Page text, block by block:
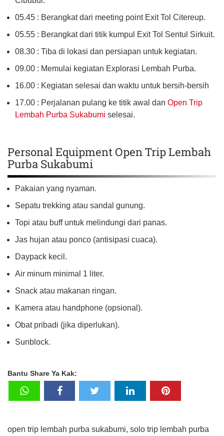
05.45 : Berangkat dari meeting point Exit Tol Citereup.
05.55 : Berangkat dari titik kumpul Exit Tol Sentul Sirkuit.
08.30 : Tiba di lokasi dan persiapan untuk kegiatan.
09.00 : Memulai kegiatan Explorasi Lembah Purba.
16.00 : Kegiatan selesai dan waktu untuk bersih-bersih
17.00 : Perjalanan pulang ke titik awal dan Open Trip
Lembah Purba Sukabumi selesai.
Personal Equipment Open Trip Lembah
Purba Sukabumi
Pakaian yang nyaman.
Sepatu trekking atau sandal gunung.
Topi atau buff untuk melindungi dari panas.
Jas hujan atau ponco (antisipasi cuaca).
Daypack kecil.
Air minum minimal 1 liter.
Snack atau makanan ringan.
Kamera atau handphone (opsional).
Obat pribadi (jika diperlukan).
Sunblock.
Bantu Share Ya Kak:
open trip lembah purba sukabumi, solo trip lembah purba